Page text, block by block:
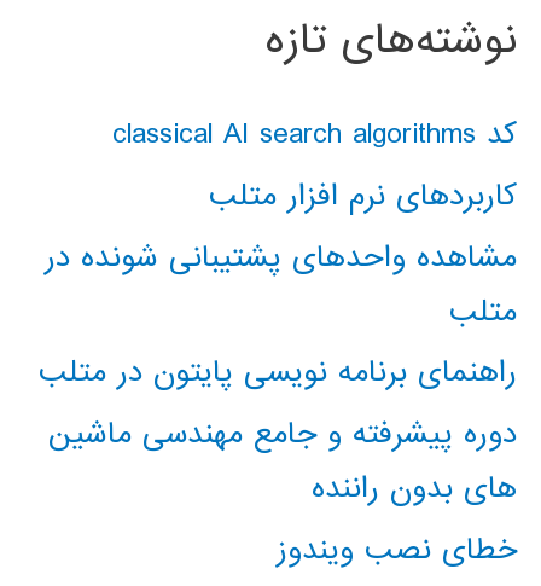
نوشته‌های تازه
کد classical AI search algorithms
کاربردهای نرم افزار متلب
مشاهده واحدهای پشتیبانی شونده در
متلب
راهنمای برنامه نویسی پایتون در متلب
دوره پیشرفته و جامع مهندسی ماشین
های بدون راننده
خطای نصب ویندوز